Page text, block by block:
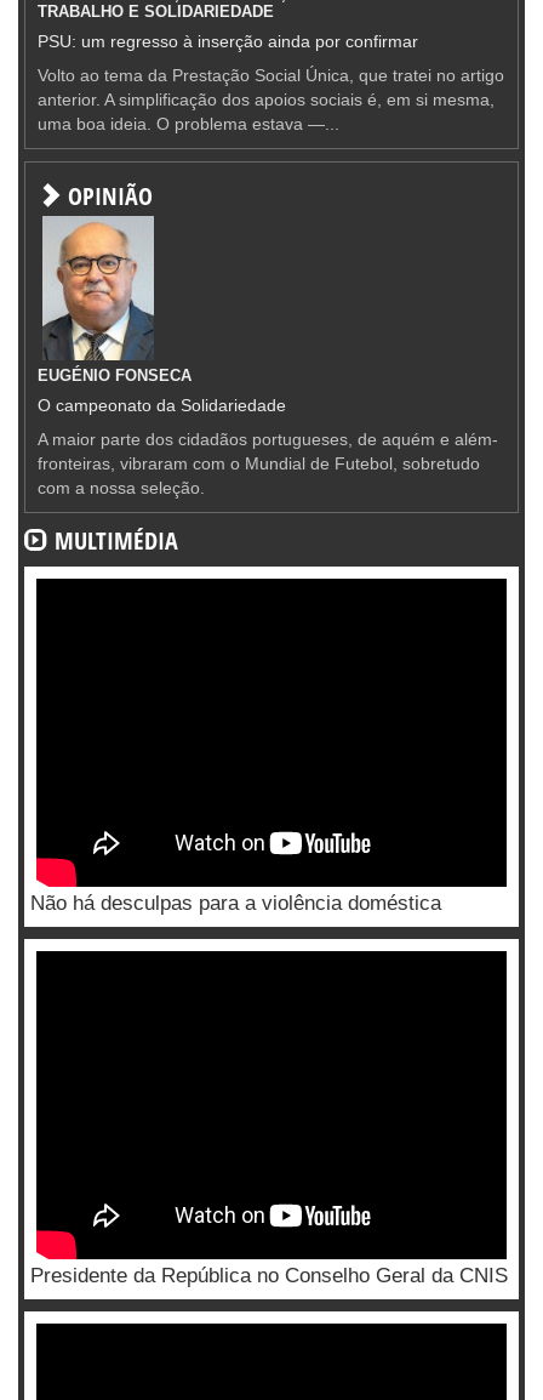
TRABALHO E SOLIDARIEDADE
PSU: um regresso à inserção ainda por confirmar
Volto ao tema da Prestação Social Única, que tratei no artigo
anterior. A simplificação dos apoios sociais é, em si mesma,
uma boa ideia. O problema estava —...
OPINIÃO
EUGÉNIO FONSECA
O campeonato da Solidariedade
A maior parte dos cidadãos portugueses, de aquém e além-
fronteiras, vibraram com o Mundial de Futebol, sobretudo
com a nossa seleção.
MULTIMÉDIA
Não há desculpas para a violência doméstica
Presidente da República no Conselho Geral da CNIS